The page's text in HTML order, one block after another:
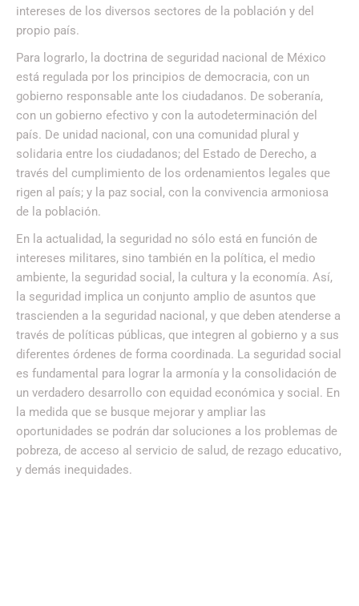
intereses de los diversos sectores de la población y del
propio país.
Para lograrlo, la doctrina de seguridad nacional de México
está regulada por los principios de democracia, con un
gobierno responsable ante los ciudadanos. De soberanía,
con un gobierno efectivo y con la autodeterminación del
país. De unidad nacional, con una comunidad plural y
solidaria entre los ciudadanos; del Estado de Derecho, a
través del cumplimiento de los ordenamientos legales que
rigen al país; y la paz social, con la convivencia armoniosa
de la población.
En la actualidad, la seguridad no sólo está en función de
intereses militares, sino también en la política, el medio
ambiente, la seguridad social, la cultura y la economía. Así,
la seguridad implica un conjunto amplio de asuntos que
trascienden a la seguridad nacional, y que deben atenderse a
través de políticas públicas, que integren al gobierno y a sus
diferentes órdenes de forma coordinada. La seguridad social
es fundamental para lograr la armonía y la consolidación de
un verdadero desarrollo con equidad económica y social. En
la medida que se busque mejorar y ampliar las
oportunidades se podrán dar soluciones a los problemas de
pobreza, de acceso al servicio de salud, de rezago educativo,
y demás inequidades.